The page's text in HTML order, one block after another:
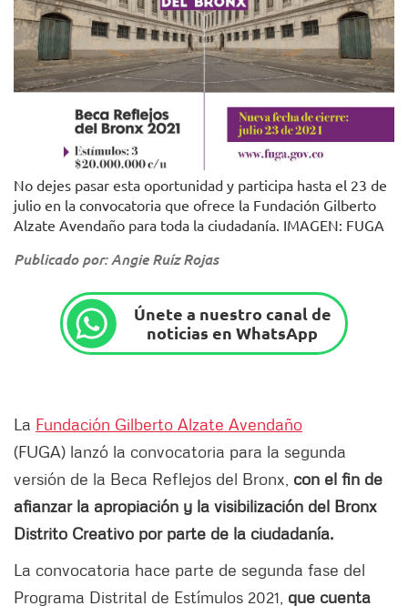
No dejes pasar esta oportunidad y participa hasta el 23 de
julio en la convocatoria que ofrece la Fundación Gilberto
Alzate Avendaño para toda la ciudadanía. IMAGEN: FUGA
Publicado por: Angie Ruíz Rojas
Únete a nuestro canal de
noticias en WhatsApp
La Fundación Gilberto Alzate Avendaño
(FUGA) lanzó la convocatoria para la segunda
versión de la Beca Reflejos del Bronx, con el fin de
afianzar la apropiación y la visibilización del Bronx
Distrito Creativo por parte de la ciudadanía.
La convocatoria hace parte de segunda fase del
Programa Distrital de Estímulos 2021, que cuenta